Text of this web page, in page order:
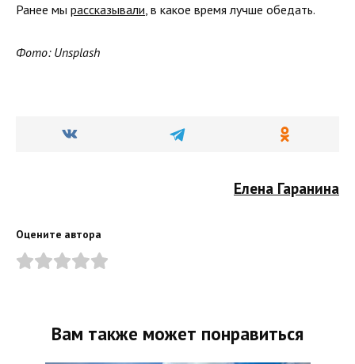
Ранее мы рассказывали , в какое время лучше обедать.
Фото: Unsplash
Елена Гаранина
Оцените автора
Вам также может понравиться